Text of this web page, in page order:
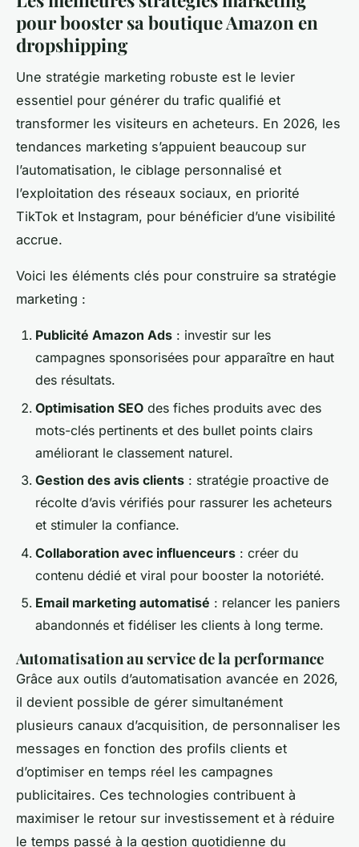
pour booster sa boutique Amazon en
dropshipping
Une stratégie marketing robuste est le levier
essentiel pour générer du trafic qualifié et
transformer les visiteurs en acheteurs. En 2026, les
tendances marketing s’appuient beaucoup sur
l’automatisation, le ciblage personnalisé et
l’exploitation des réseaux sociaux, en priorité
TikTok et Instagram, pour bénéficier d’une visibilité
accrue.
Voici les éléments clés pour construire sa stratégie
marketing :
Publicité Amazon Ads : investir sur les
campagnes sponsorisées pour apparaître en haut
des résultats.
Optimisation SEO des fiches produits avec des
mots-clés pertinents et des bullet points clairs
améliorant le classement naturel.
Gestion des avis clients : stratégie proactive de
récolte d’avis vérifiés pour rassurer les acheteurs
et stimuler la confiance.
Collaboration avec influenceurs : créer du
contenu dédié et viral pour booster la notoriété.
Email marketing automatisé : relancer les paniers
abandonnés et fidéliser les clients à long terme.
Automatisation au service de la performance
Grâce aux outils d’automatisation avancée en 2026,
il devient possible de gérer simultanément
plusieurs canaux d’acquisition, de personnaliser les
messages en fonction des profils clients et
d’optimiser en temps réel les campagnes
publicitaires. Ces technologies contribuent à
maximiser le retour sur investissement et à réduire
le temps passé à la gestion quotidienne du